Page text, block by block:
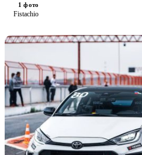
1 фото
Fistachio